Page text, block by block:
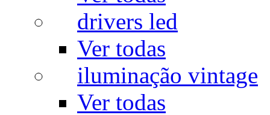
drivers led
Ver todas
iluminação vintage
Ver todas